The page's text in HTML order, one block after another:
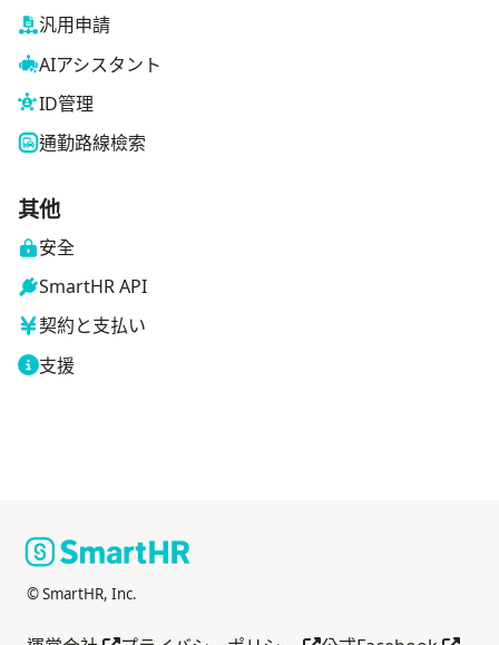
汎用申請
AIアシスタント
ID管理
通勤路線檢索
其他
安全
SmartHR API
契約と支払い
支援
© SmartHR, Inc.
另開分頁 另開分頁 另開